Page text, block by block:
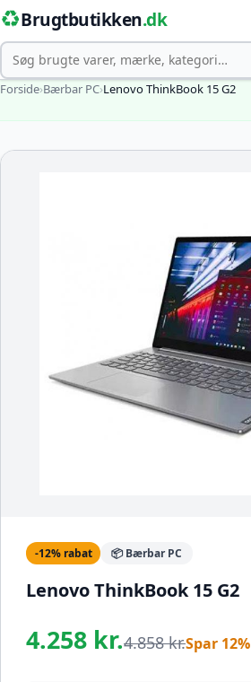
♻️Brugtbutikken.dk
Søg
Forside›Bærbar PC›Lenovo ThinkBook 15 G2
-12% rabat 📦 Bærbar PC
Lenovo ThinkBook 15 G2
4.258 kr.4.858 kr.Spar 12%